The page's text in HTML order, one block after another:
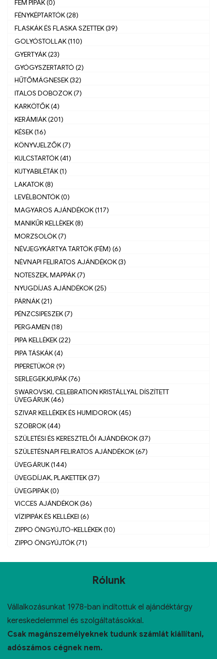
FÉM PIPÁK (0)
FÉNYKÉPTARTÓK (28)
FLASKÁK ÉS FLASKA SZETTEK (39)
GOLYÓSTOLLAK (110)
GYERTYÁK (23)
GYÓGYSZERTARTÓ (2)
HŰTŐMÁGNESEK (32)
ITALOS DOBOZOK (7)
KARKÖTŐK (4)
KERÁMIÁK (201)
KÉSEK (16)
KÖNYVJELZŐK (7)
KULCSTARTÓK (41)
KUTYABILÉTÁK (1)
LAKATOK (8)
LEVÉLBONTÓK (0)
MAGYAROS AJÁNDÉKOK (117)
MANIKŰR KELLÈKEK (8)
MORZSOLÓK (7)
NÉVJEGYKÁRTYA TARTÓK (FÉM) (6)
NÉVNAPI FELIRATOS AJÁNDÉKOK (3)
NOTESZEK, MAPPÁK (7)
NYUGDÍJAS AJÁNDÉKOK (25)
PÁRNÁK (21)
PÉNZCSIPESZEK (7)
PERGAMEN (18)
PIPA KELLÉKEK (22)
PIPA TÁSKÁK (4)
PIPERETÜKÖR (9)
SERLEGEK,KUPÁK (76)
SWAROVSKI, CELEBRATION KRISTÁLLYAL DÍSZÍTETT
ÜVEGÁRUK (46)
SZIVAR KELLÉKEK ÉS HUMIDOROK (45)
SZOBROK (44)
SZÜLETÉSI ÉS KERESZTELŐI AJÁNDÉKOK (37)
SZÜLETÉSNAPI FELIRATOS AJÁNDÉKOK (67)
ÜVEGÁRUK (144)
ÜVEGDÍJAK, PLAKETTEK (37)
ÜVEGPIPÁK (0)
VICCES AJÁNDÉKOK (36)
VÍZIPIPÁK ÉS KELLÉKEI (6)
ZIPPO ÖNGYÚJTÓ-KELLÉKEK (10)
ZIPPO ÖNGYÚJTÓK (71)
Rólunk
Vállalkozásunkat 1978-ban indítottuk el ajándéktárgy
kereskedelemmel és szolgáltatásokkal.
Csak magánszemélyeknek tudunk számlát kiállítani,
adószámos cégnek nem.